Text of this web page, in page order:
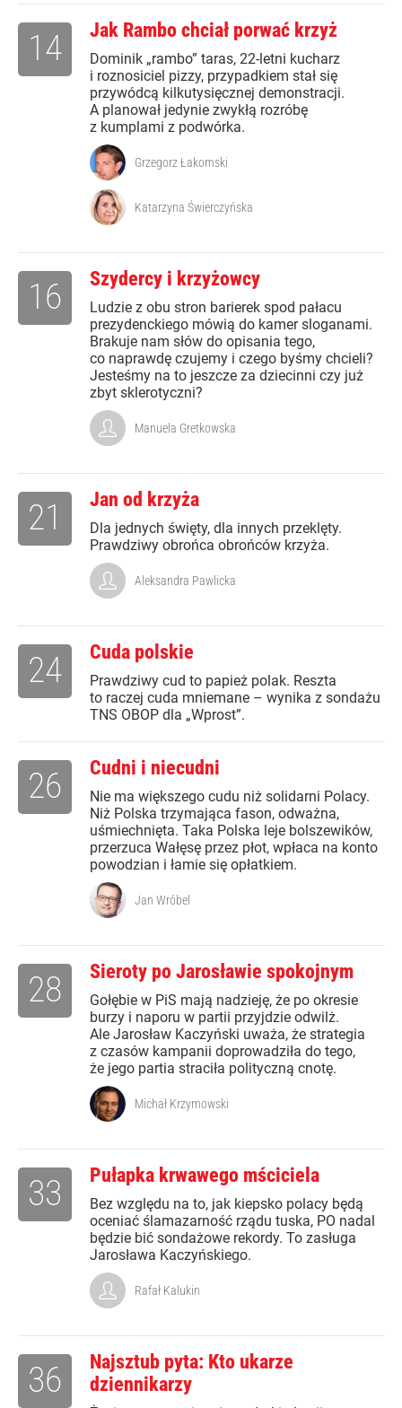
Jak Rambo chciał porwać krzyż
Dominik „rambo” taras, 22-letni kucharz
i roznosiciel pizzy, przypadkiem stał się
przywódcą kilkutysięcznej demonstracji.
A planował jedynie zwykłą rozróbę
z kumplami z podwórka.
14
Grzegorz Łakomski
Katarzyna Świerczyńska
Szydercy i krzyżowcy
Ludzie z obu stron barierek spod pałacu
prezydenckiego mówią do kamer sloganami.
Brakuje nam słów do opisania tego,
co naprawdę czujemy i czego byśmy chcieli?
Jesteśmy na to jeszcze za dziecinni czy już
zbyt sklerotyczni?
16
Manuela Gretkowska
Jan od krzyża
Dla jednych święty, dla innych przeklęty.
Prawdziwy obrońca obrońców krzyża.
21
Aleksandra Pawlicka
Cuda polskie
Prawdziwy cud to papież polak. Reszta
to raczej cuda mniemane – wynika z sondażu
TNS OBOP dla „Wprost”.
24
Cudni i niecudni
Nie ma większego cudu niż solidarni Polacy.
Niż Polska trzymająca fason, odważna,
uśmiechnięta. Taka Polska leje bolszewików,
przerzuca Wałęsę przez płot, wpłaca na konto
powodzian i łamie się opłatkiem.
26
Jan Wróbel
Sieroty po Jarosławie spokojnym
Gołębie w PiS mają nadzieję, że po okresie
burzy i naporu w partii przyjdzie odwilż.
Ale Jarosław Kaczyński uważa, że strategia
z czasów kampanii doprowadziła do tego,
że jego partia straciła polityczną cnotę.
28
Michał Krzymowski
Pułapka krwawego mściciela
Bez względu na to, jak kiepsko polacy będą
oceniać ślamazarność rządu tuska, PO nadal
będzie bić sondażowe rekordy. To zasługa
Jarosława Kaczyńskiego.
33
Rafał Kalukin
Najsztub pyta: Kto ukarze
dziennikarzy
36